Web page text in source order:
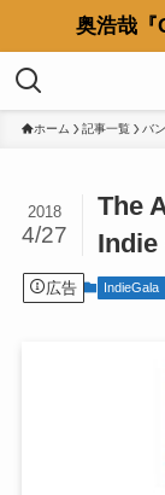
奥浩哉『
ホーム 記事一覧 バ
The
Indie
2018
4/27
広告 IndieGala